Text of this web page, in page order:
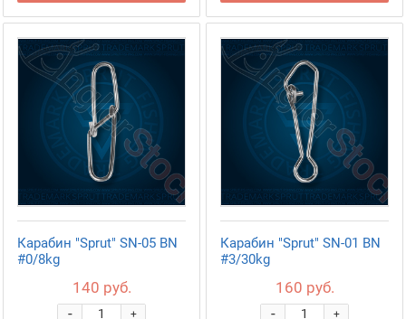
Карабин "Sprut" SN-05 BN
#0/8kg
140 руб.
+
-
Карабин "Sprut" SN-01 BN
#3/30kg
160 руб.
+
-